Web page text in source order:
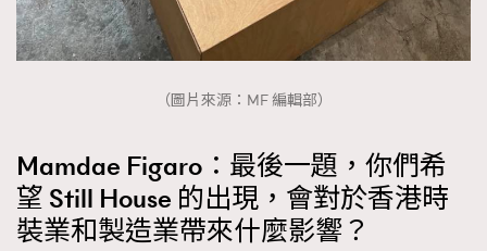
（圖片來源：MF 編輯部）
Mamdae Figaro：最後一題，你們希
望 Still House 的出現，會對於香港時
裝業和製造業帶來什麼影響？